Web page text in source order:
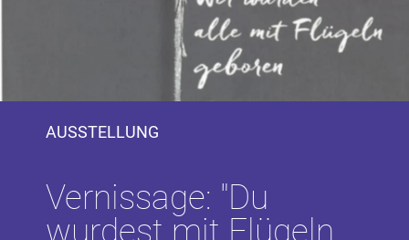
AUSSTELLUNG
Vernissage: "Du
wurdest mit Flügeln